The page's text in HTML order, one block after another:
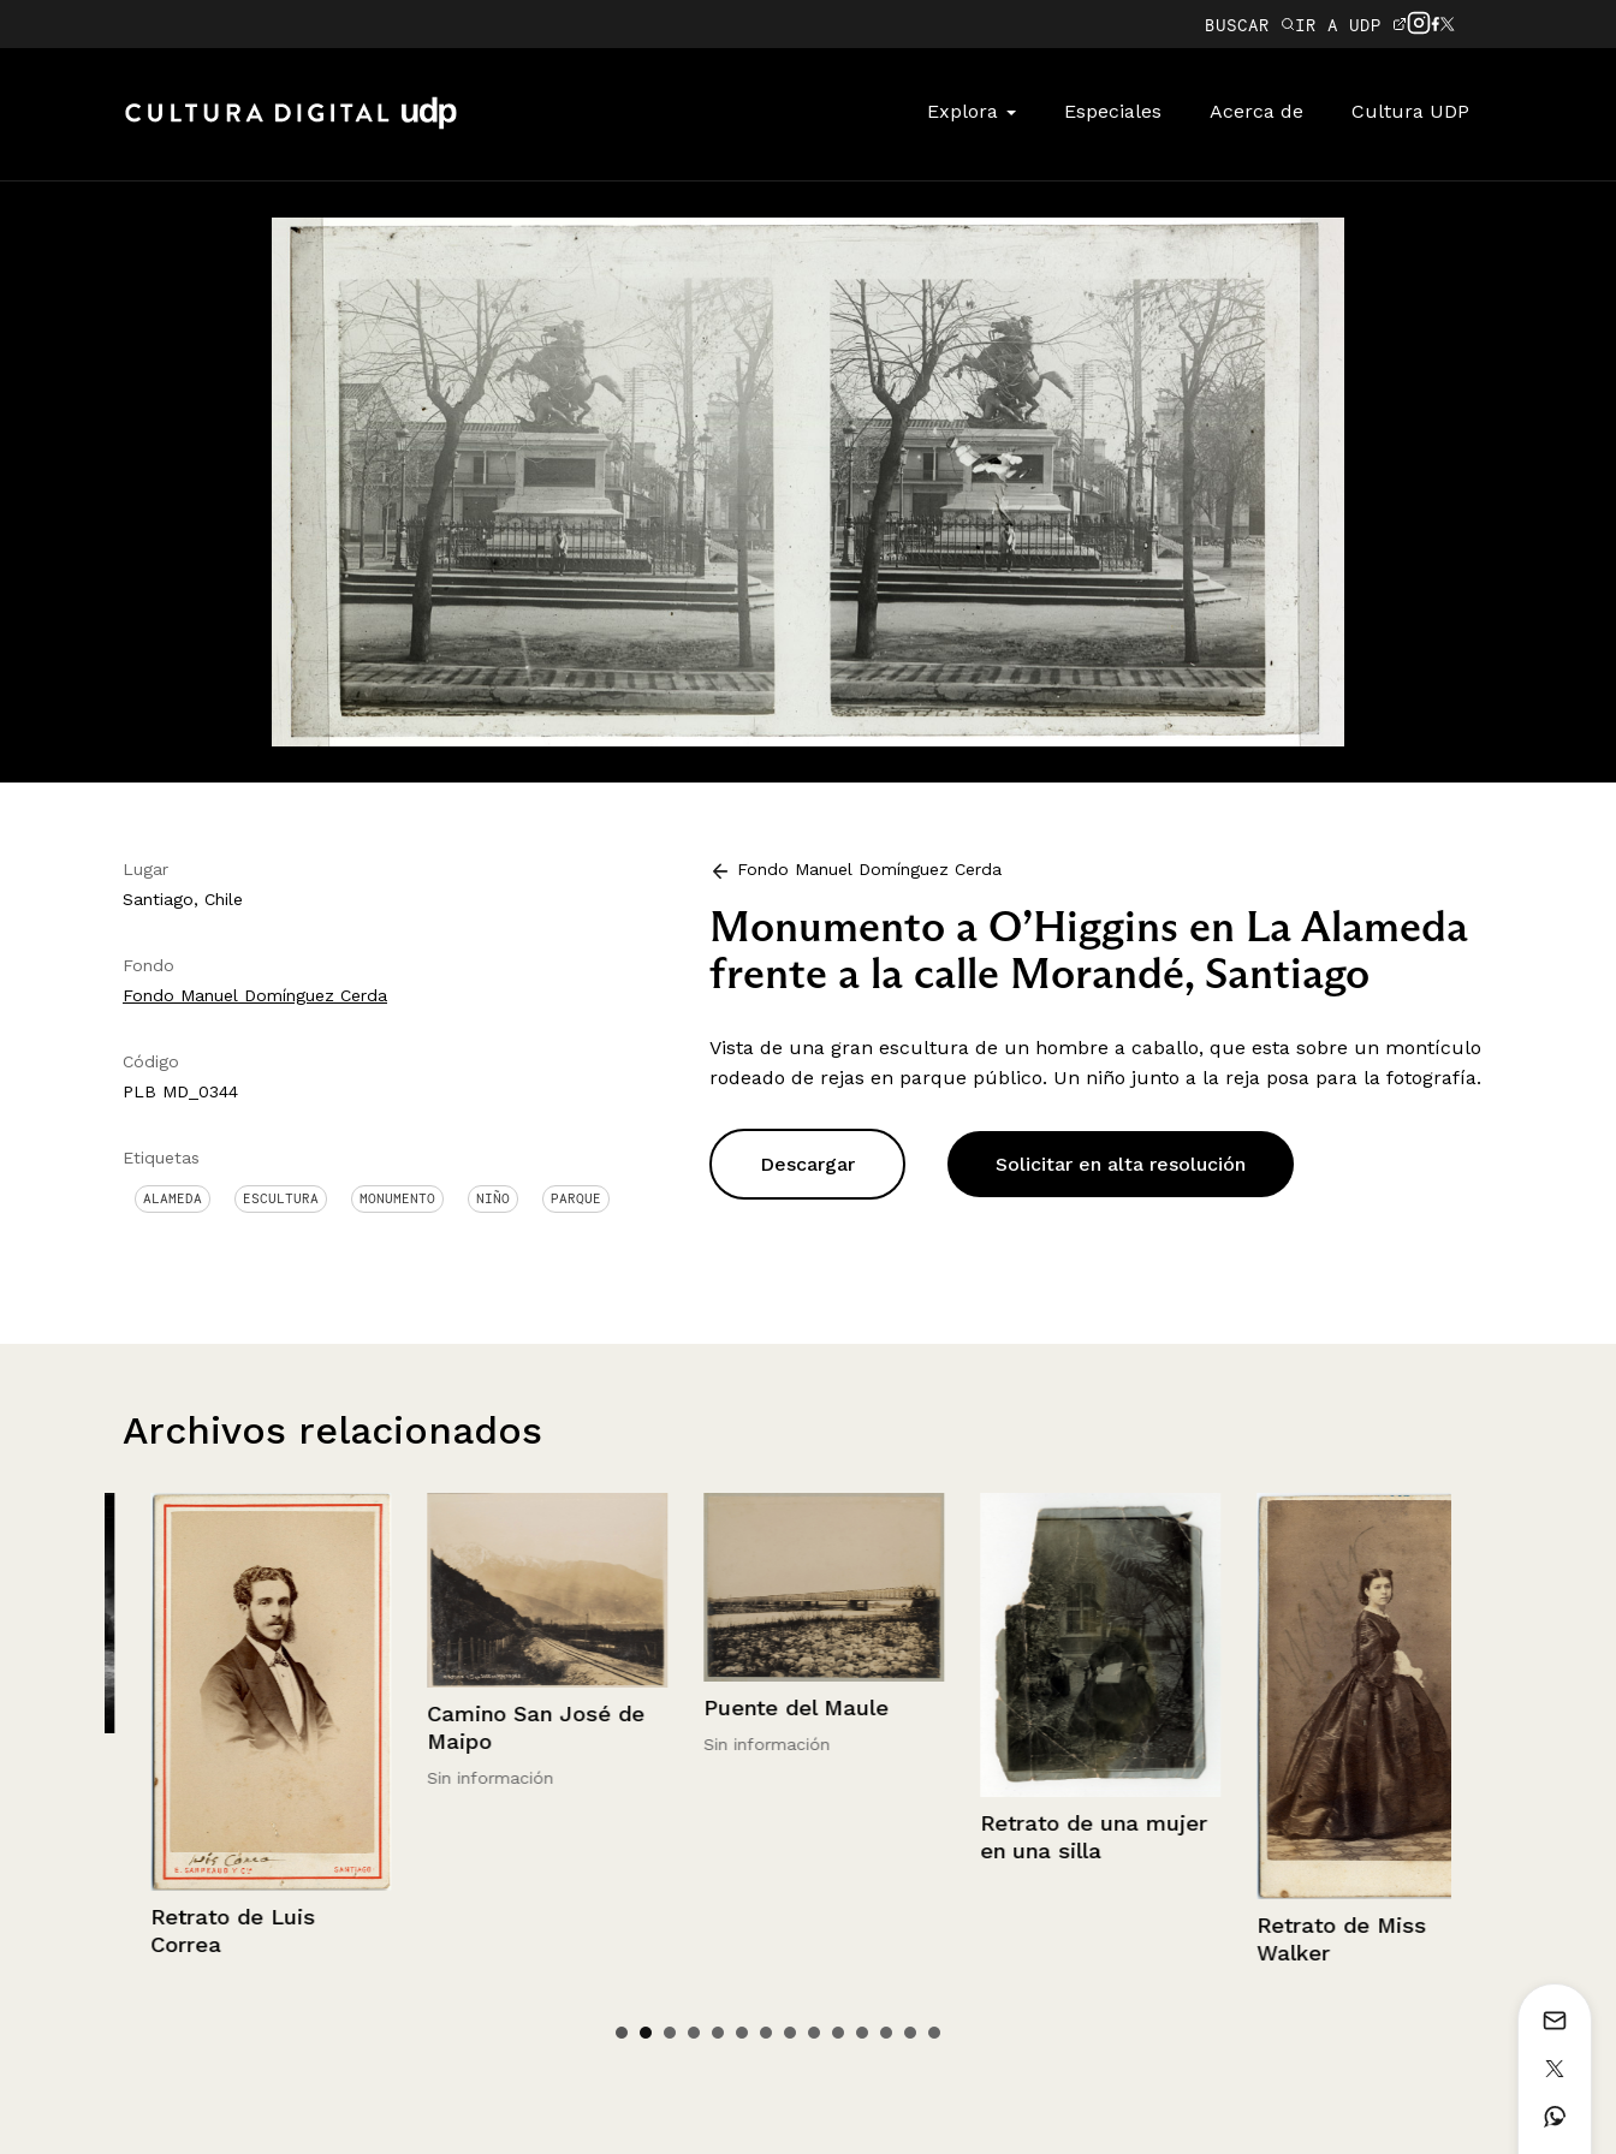
BUSCAR IR A UDP
Explora Especiales Acerca de Cultura UDP
Lugar
Santiago, Chile
Fondo
Fondo Manuel Domínguez Cerda
Código
PLB MD_0344
Etiquetas
ALAMEDA ESCULTURA MONUMENTO NIÑO PARQUE
Fondo Manuel Domínguez Cerda
Monumento a O’Higgins en La Alameda
frente a la calle Morandé, Santiago
Vista de una gran escultura de un hombre a caballo, que esta sobre un montículo
rodeado de rejas en parque público. Un niño junto a la reja posa para la fotografía.
Descargar Solicitar en alta resolución
Archivos relacionados
Retrato de Luis
Correa
Camino San José de
Maipo
Sin información
Puente del Maule
Sin información
Retrato de una mujer
en una silla
Retrato de Miss
Walker